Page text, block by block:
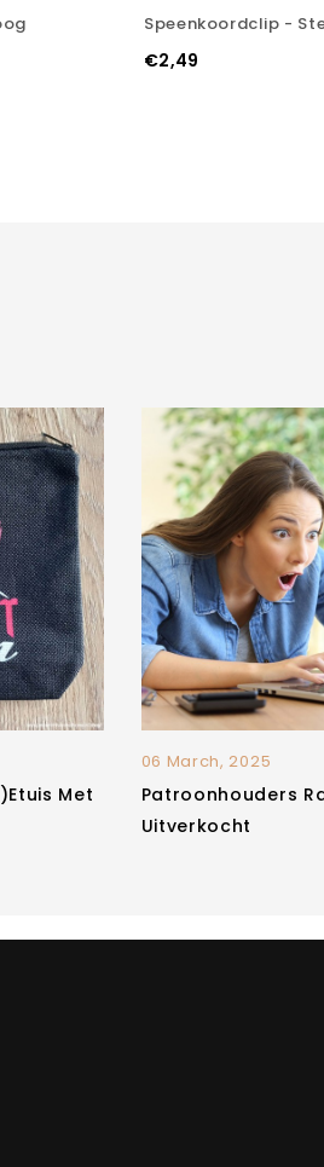
Speenkoordclip -
€2,49
Met
06 March, 2025
Patroonhouders
Uitverkocht